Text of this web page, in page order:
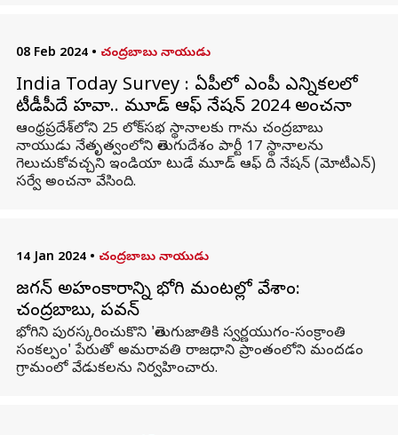
08 Feb 2024 • చంద్రబాబు నాయుడు
India Today Survey : ఏపీలో ఎంపీ ఎన్నికలలో
టీడీపీదే హవా.. మూడ్ ఆఫ్ నేషన్ 2024 అంచనా
ఆంధ్రప్రదేశ్‌లోని 25 లోక్‌సభ స్థానాలకు గాను చంద్రబాబు
నాయుడు నేతృత్వంలోని తెలుగుదేశం పార్టీ 17 స్థానాలను
గెలుచుకోవచ్చని ఇండియా టుడే మూడ్ ఆఫ్ ది నేషన్ (మోటీఎన్)
సర్వే అంచనా వేసింది.
14 Jan 2024 • చంద్రబాబు నాయుడు
జగన్ అహంకారాన్ని భోగి మంటల్లో వేశాం:
చంద్రబాబు, పవన్
భోగిని పురస్కరించుకొని 'తెలుగుజాతికి స్వర్ణయుగం-సంక్రాంతి
సంకల్పం' పేరుతో అమరావతి రాజధాని ప్రాంతంలోని మందడం
గ్రామంలో వేడుకలను నిర్వహించారు.